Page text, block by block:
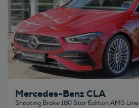
Mercedes-Benz CLA
Shooting Brake 180 Star Edition AMG Line